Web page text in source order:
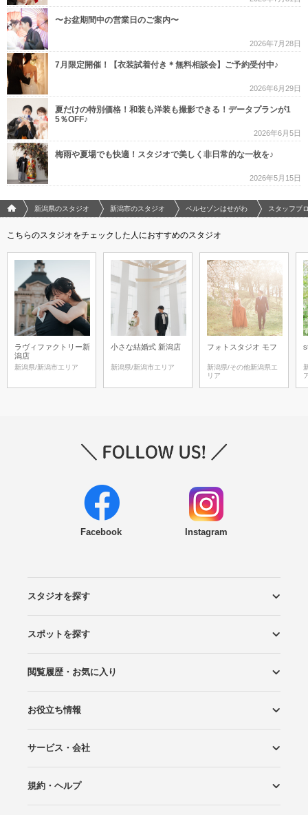
〜お盆期間中の営業日のご案内〜
2026年7月28日
7月限定開催！【衣装試着付き＊無料相談会】ご予約受付中♪
2026年6月29日
夏だけの特別価格！和装も洋装も撮影できる！データプランが1
5％OFF♪
2026年6月5日
梅雨や夏場でも快適！スタジオで美しく非日常的な一枚を♪
2026年5月15日
フォトウエディング/結婚写真のPhotorait ホーム
新潟県のスタジオ 新潟市のスタジオ ベルセゾンはせがわ スタッフブ
こちらのスタジオをチェックした人におすすめのスタジオ
ラヴィファクトリー新
潟店
新潟県/新潟市エリア
小さな結婚式 新潟店
新潟県/新潟市エリア
フォトスタジオ モフ
新潟県/その他新潟県エ
リア
Facebook Instagram
スタジオを探す
エリアから探す
こだわりから探す
NEW PHOTO STYLE
プランから探す
フォトタイプ診断
フォトグラファーから探す
国内リゾートから探す
スポットを探す
ロケーションから探す
スタジオから探す
閲覧履歴・お気に入り
閲覧スタジオ
お気に入り
お役立ち情報
Wedding Photo マガジン
はじめてガイド
サービス・会社
Photoraitとは
スタジオの掲載について
お問い合わせ
運営会社
サイトマップ
規約・ヘルプ